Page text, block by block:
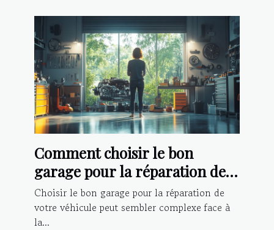
Comment choisir le bon
garage pour la réparation de
votre véhicule ?
Choisir le bon garage pour la réparation de
votre véhicule peut sembler complexe face à
la...